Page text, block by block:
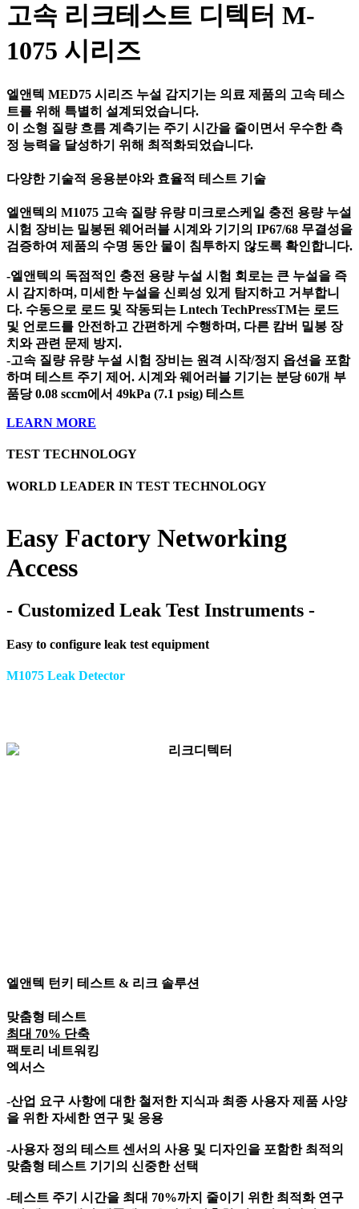
고속 리크테스트 디텍터 M-
1075​ 시리즈
엘앤텍 MED75 시리즈 누설 감지기는 의료 제품의 고속 테스
트를 위해 특별히 설계되었습니다.
이 소형 질량 흐름 계측기는 주기 시간을 줄이면서 우수한 측
정 능력을 달성하기 위해 최적화되었습니다.
다양한 기술적 응용분야와 효율적 테스트 기술
엘앤텍의 M1075 고속 질량 유량 미크로스케일 충전 용량 누설
시험 장비는 밀봉된 웨어러블 시계와 기기의 IP67/68 무결성을
검증하여 제품의 수명 동안 물이 침투하지 않도록 확인합니다.
-엘앤텍의 독점적인 충전 용량 누설 시험 회로는 큰 누설을 즉
시 감지하며, 미세한 누설을 신뢰성 있게 탐지하고 거부합니
다. 수동으로 로드 및 작동되는 Lntech TechPressTM는 로드
및 언로드를 안전하고 간편하게 수행하며, 다른 캄버 밀봉 장
치와 관련 문제 방지.
-고속 질량 유량 누설 시험 장비는 원격 시작/정지 옵션을 포함
하며 테스트 주기 제어. 시계와 웨어러블 기기는 분당 60개 부
품당 0.08 sccm에서 49kPa (7.1 psig) 테스트
LEARN MORE
TEST TECHNOLOGY
WORLD LEADER IN TEST TECHNOLOGY
Easy Factory Networking
Access
- Customized Leak Test Instruments -
Easy to configure leak test equipment
M1075 Leak Detector
엘앤텍 턴키 테스트 & 리크 솔루션
맞춤형 테스트
최대 70% 단축
팩토리 네트워킹
엑서스
-산업 요구 사항에 대한 철저한 지식과 최종 사용자 제품 사양
을 위한 자세한 연구 및 응용
-사용자 정의 테스트 센서의 사용 및 디자인을 포함한 최적의
맞춤형 테스트 기기의 신중한 선택
-테스트 주기 시간을 최대 70%까지 줄이기 위한 최적화 연구